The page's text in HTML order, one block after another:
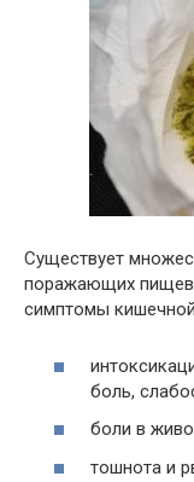
Существует
поражающих
симптомы
боль,
боли в
тошнота и